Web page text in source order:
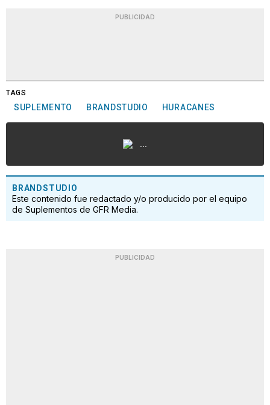
PUBLICIDAD
TAGS
SUPLEMENTO BRANDSTUDIO HURACANES
...
BRANDSTUDIO
Este contenido fue redactado y/o producido por el equipo
de Suplementos de GFR Media.
PUBLICIDAD